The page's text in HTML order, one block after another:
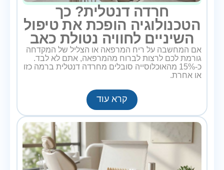
חרדה דנטלית? כך
הטכנולוגיה הופכת את טיפול
השיניים לחוויה נטולת כאב
אם המחשבה על ריח המרפאה או הצליל של המקדחה
גורמת לכם לרצות לברוח מהמרפאה, אתם לא לבד.
כ-15% מהאוכלוסייה סובלים מחרדה דנטלית ברמה כזו
או אחרת.
קרא עוד